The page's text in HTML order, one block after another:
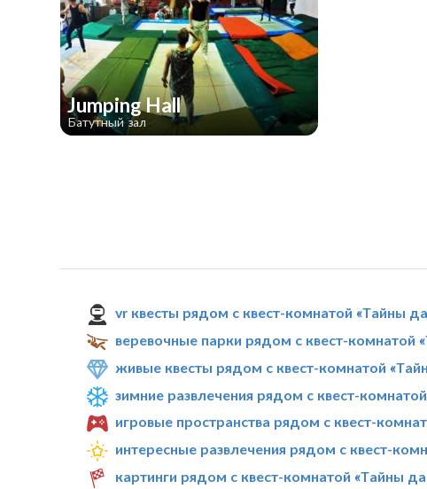
Jumping Hall
Батутный зал
vr квесты рядом с квест-комнатой «Тайны
веревочные парки рядом с квест-комнатой
живые квесты рядом с квест-комнатой
зимние развлечения рядом с квест-
игровые пространства рядом с квест-
интересные развлечения рядом с квест-
картинги рядом с квест-комнатой «Тайны